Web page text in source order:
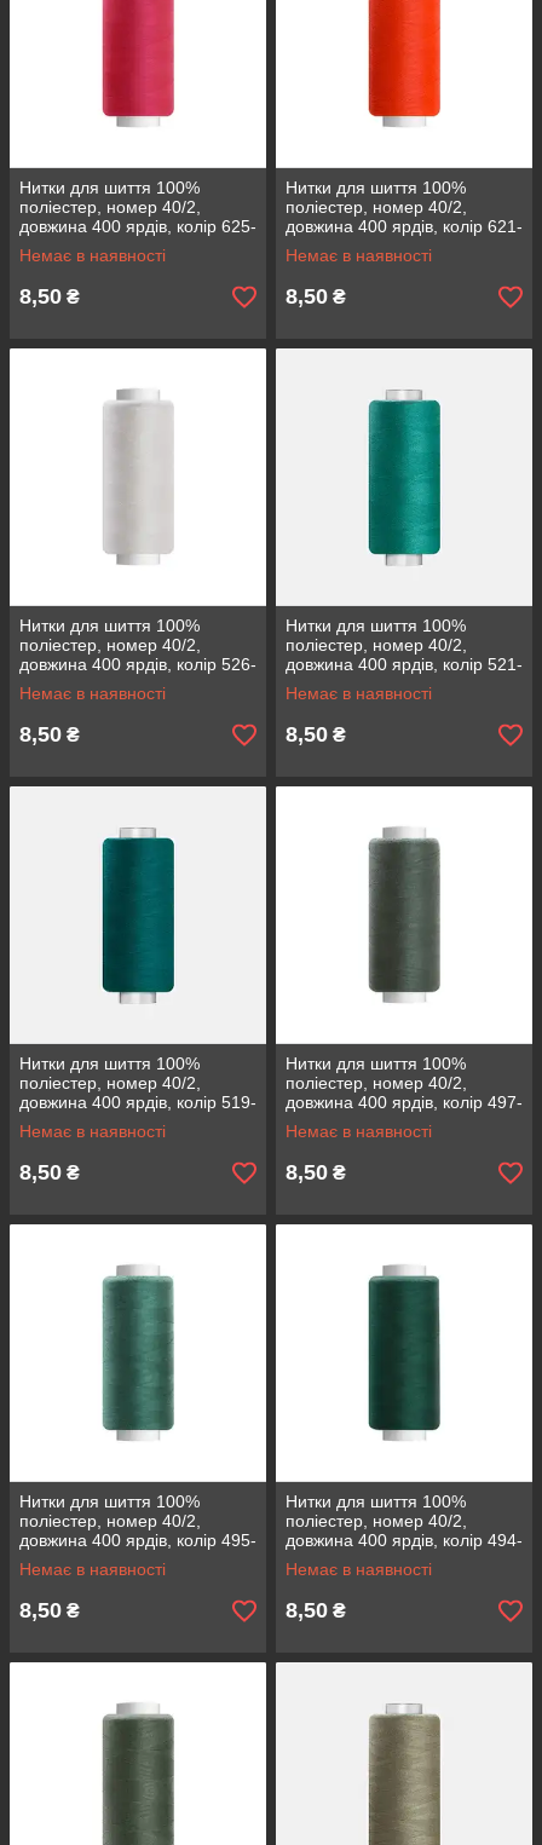
Нитки для шиття 100%
поліестер, номер 40/2,
довжина 400 ярдів, колір 625-
705
Немає в наявності
8,50 ₴
Нитки для шиття 100%
поліестер, номер 40/2,
довжина 400 ярдів, колір 621-
0
Немає в наявності
8,50 ₴
Нитки для шиття 100%
поліестер, номер 40/2,
довжина 400 ярдів, колір 526-
106
Немає в наявності
8,50 ₴
Нитки для шиття 100%
поліестер, номер 40/2,
довжина 400 ярдів, колір 521-
715
Немає в наявності
8,50 ₴
Нитки для шиття 100%
поліестер, номер 40/2,
довжина 400 ярдів, колір 519-
85
Немає в наявності
8,50 ₴
Нитки для шиття 100%
поліестер, номер 40/2,
довжина 400 ярдів, колір 497-
48
Немає в наявності
8,50 ₴
Нитки для шиття 100%
поліестер, номер 40/2,
довжина 400 ярдів, колір 495-
133
Немає в наявності
8,50 ₴
Нитки для шиття 100%
поліестер, номер 40/2,
довжина 400 ярдів, колір 494-
212
Немає в наявності
8,50 ₴